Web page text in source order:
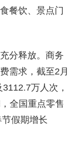
餐饮、景点门
分释放。商务
需求，截至2月
万人次，
全国重点零售
假期增长